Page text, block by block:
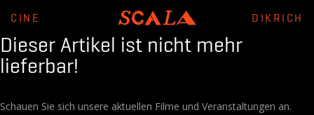
CINE DIKRICH
Dieser Artikel ist nicht mehr
lieferbar!
Schauen Sie sich unsere aktuellen Filme und Veranstaltungen an.